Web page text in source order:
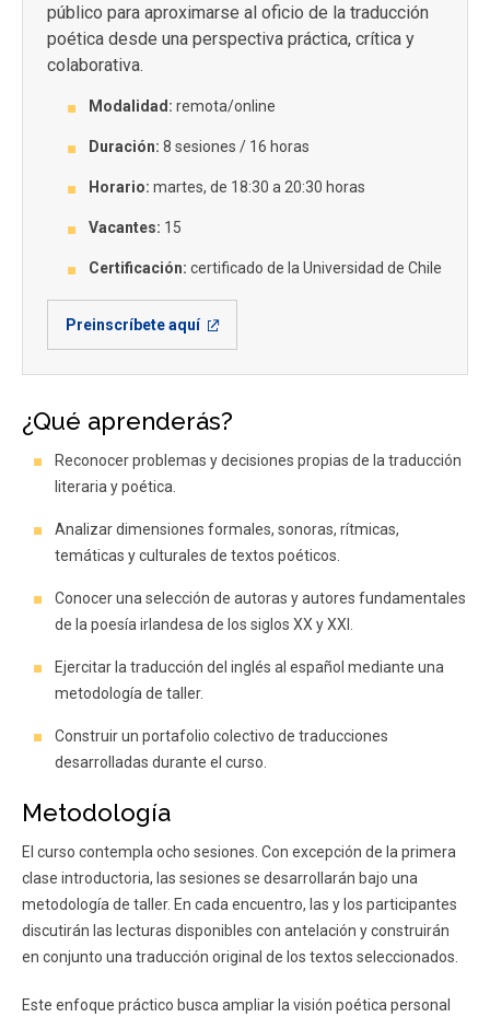
público para aproximarse al oficio de la traducción
poética desde una perspectiva práctica, crítica y
colaborativa.
Modalidad: remota/online
Duración: 8 sesiones / 16 horas
Horario: martes, de 18:30 a 20:30 horas
Vacantes: 15
Certificación: certificado de la Universidad de Chile
Preinscríbete aquí
¿Qué aprenderás?
Reconocer problemas y decisiones propias de la traducción
literaria y poética.
Analizar dimensiones formales, sonoras, rítmicas,
temáticas y culturales de textos poéticos.
Conocer una selección de autoras y autores fundamentales
de la poesía irlandesa de los siglos XX y XXI.
Ejercitar la traducción del inglés al español mediante una
metodología de taller.
Construir un portafolio colectivo de traducciones
desarrolladas durante el curso.
Metodología
El curso contempla ocho sesiones. Con excepción de la primera
clase introductoria, las sesiones se desarrollarán bajo una
metodología de taller. En cada encuentro, las y los participantes
discutirán las lecturas disponibles con antelación y construirán
en conjunto una traducción original de los textos seleccionados.
Este enfoque práctico busca ampliar la visión poética personal